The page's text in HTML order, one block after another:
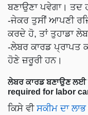
ਬਣਾਉਣਾ ਪਵੇਗਾ। ਤਦ
-ਜੇਕਰ ਤੁਸੀਂ ਆਪਣੀ
ਕਰਦੇ ਹੋ, ਤਾਂ ਤੁਹਾਡਾ
-ਲੇਬਰ ਕਾਰਡ ਪ੍ਰਾਪਤ
ਹੋਣੇ ਜ਼ਰੂਰੀ ਹਨ।
ਲੇਬਰ ਕਾਰਡ ਬਣਾਉਣ ਲਈ
required for labor
ਕਿਸੇ ਵੀ ਸਕੀਮ ਦਾ ਲਾਭ